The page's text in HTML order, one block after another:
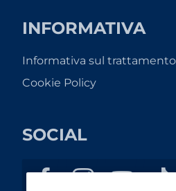
INFORMATIVA
Informativa sul
Cookie Policy
SOCIAL